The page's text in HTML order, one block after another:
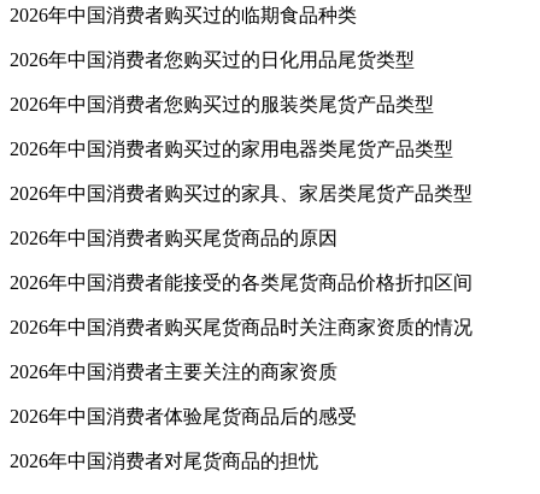
2026年中国消费者购买过的临期食品种类
2026年中国消费者您购买过的日化用品尾货类型
2026年中国消费者您购买过的服装类尾货产品类型
2026年中国消费者购买过的家用电器类尾货产品类型
2026年中国消费者购买过的家具、家居类尾货产品类型
2026年中国消费者购买尾货商品的原因
2026年中国消费者能接受的各类尾货商品价格折扣区间
2026年中国消费者购买尾货商品时关注商家资质的情况
2026年中国消费者主要关注的商家资质
2026年中国消费者体验尾货商品后的感受
2026年中国消费者对尾货商品的担忧